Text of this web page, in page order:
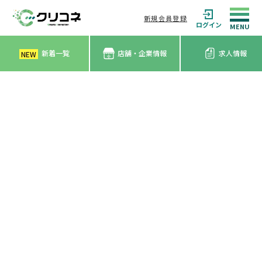
新規会員登録
ログイン
NEW 新着一覧 店舗・企業情報 求人情報